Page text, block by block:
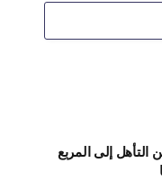
إلى المربع